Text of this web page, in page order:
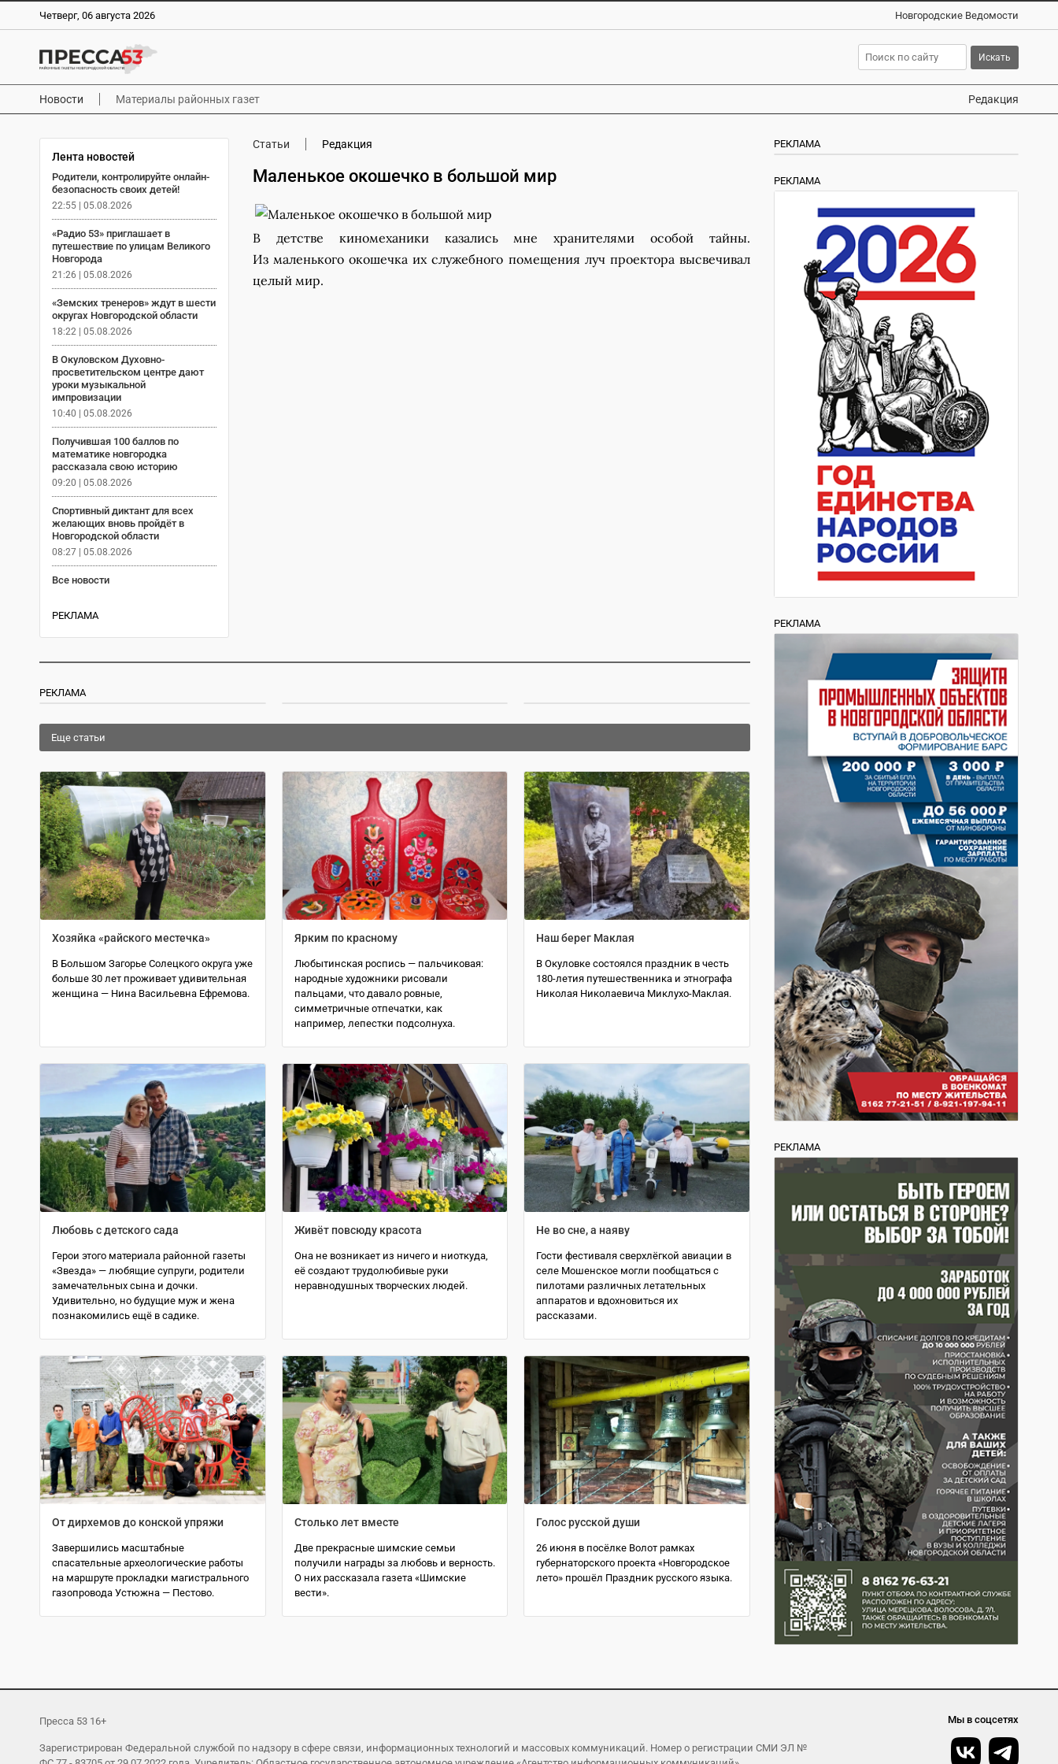
Четверг, 06 августа 2026 Новгородские Ведомости
Новости Материалы районных газет Редакция
Лента новостей
Родители, контролируйте онлайн-
безопасность своих детей!
22:55 | 05.08.2026
«Радио 53» приглашает в
путешествие по улицам Великого
Новгорода
21:26 | 05.08.2026
«Земских тренеров» ждут в шести
округах Новгородской области
18:22 | 05.08.2026
В Окуловском Духовно-
просветительском центре дают
уроки музыкальной
импровизации
10:40 | 05.08.2026
Получившая 100 баллов по
математике новгородка
рассказала свою историю
09:20 | 05.08.2026
Спортивный диктант для всех
желающих вновь пройдёт в
Новгородской области
08:27 | 05.08.2026
Все новости
РЕКЛАМА
Статьи Редакция
Маленькое окошечко в большой мир
В детстве киномеханики казались мне хранителями особой тайны.
Из маленького окошечка их служебного помещения луч проектора высвечивал
целый мир.
РЕКЛАМА
Еще статьи
Хозяйка «райского местечка»
В Большом Загорье Солецкого округа уже
больше 30 лет проживает удивительная
женщина — Нина Васильевна Ефремова.
Ярким по красному
Любытинская роспись — пальчиковая:
народные художники рисовали
пальцами, что давало ровные,
симметричные отпечатки, как
например, лепестки подсолнуха.
Наш берег Маклая
В Окуловке состоялся праздник в честь
180-летия путешественника и этнографа
Николая Николаевича Миклухо-Маклая.
Любовь с детского сада
Герои этого материала районной газеты
«Звезда» — любящие супруги, родители
замечательных сына и дочки.
Удивительно, но будущие муж и жена
познакомились ещё в садике.
Живёт повсюду красота
Она не возникает из ничего и ниоткуда,
её создают трудолюбивые руки
неравнодушных творческих людей.
Не во сне, а наяву
Гости фестиваля сверхлёгкой авиации в
селе Мошенское могли пообщаться с
пилотами различных летательных
аппаратов и вдохновиться их
рассказами.
От дирхемов до конской упряжи
Завершились масштабные
спасательные археологические работы
на маршруте прокладки магистрального
газопровода Устюжна — Пестово.
Столько лет вместе
Две прекрасные шимские семьи
получили награды за любовь и верность.
О них рассказала газета «Шимские
вести».
Голос русской души
26 июня в посёлке Волот рамках
губернаторского проекта «Новгородское
лето» прошёл Праздник русского языка.
РЕКЛАМА
РЕКЛАМА
РЕКЛАМА
РЕКЛАМА
Пресса 53 16+
Зарегистрирован Федеральной службой по надзору в сфере связи, информационных технологий и массовых коммуникаций. Номер о регистрации СМИ ЭЛ №
Мы в соцсетях